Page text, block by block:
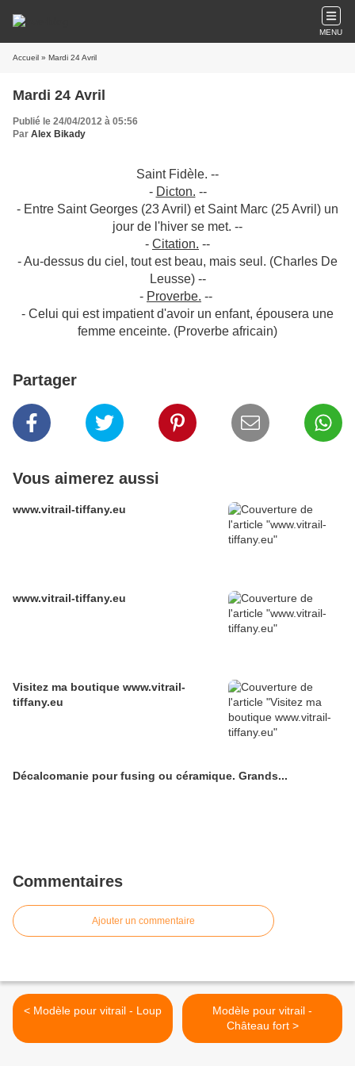
MENU
Accueil » Mardi 24 Avril
Mardi 24 Avril
Publié le 24/04/2012 à 05:56
Par Alex Bikady
Saint Fidèle. --
- Dicton. --
- Entre Saint Georges (23 Avril) et Saint Marc (25 Avril) un
jour de l'hiver se met. --
- Citation. --
- Au-dessus du ciel, tout est beau, mais seul. (Charles De
Leusse) --
- Proverbe. --
- Celui qui est impatient d'avoir un enfant, épousera une
femme enceinte. (Proverbe africain)
Partager
Vous aimerez aussi
www.vitrail-tiffany.eu
www.vitrail-tiffany.eu
Visitez ma boutique www.vitrail-
tiffany.eu
Décalcomanie pour fusing ou céramique. Grands...
Commentaires
Ajouter un commentaire
< Modèle pour vitrail - Loup
Modèle pour vitrail -
Château fort >